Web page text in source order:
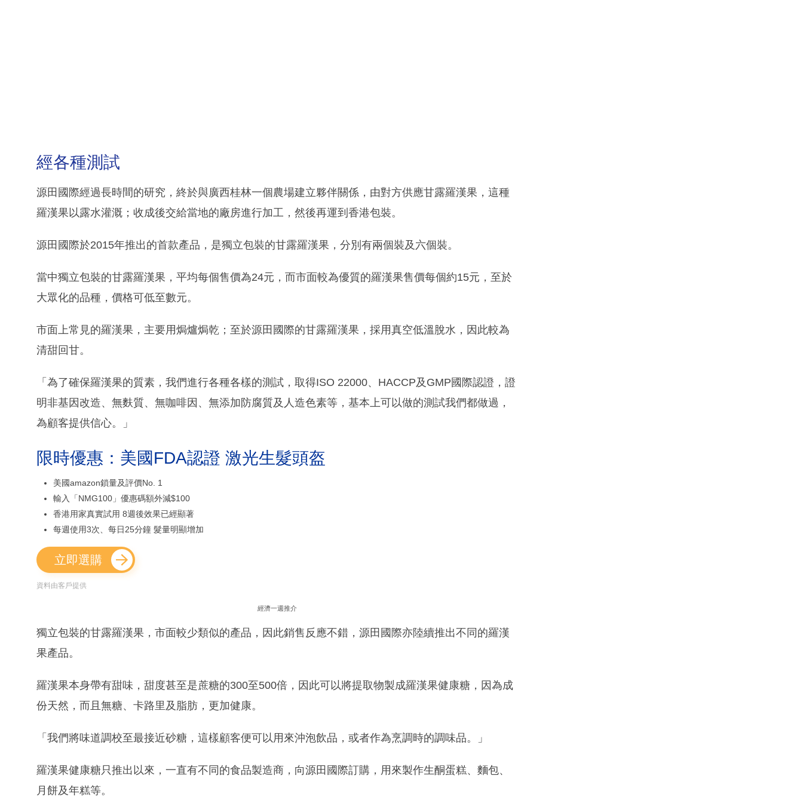
經各種測試
源田國際經過長時間的研究，終於與廣西桂林一個農場建立夥伴關係，由對方供應甘露羅漢果，這種
羅漢果以露水灌溉；收成後交給當地的廠房進行加工，然後再運到香港包裝。
源田國際於2015年推出的首款產品，是獨立包裝的甘露羅漢果，分別有兩個裝及六個裝。
當中獨立包裝的甘露羅漢果，平均每個售價為24元，而市面較為優質的羅漢果售價每個約15元，至於
大眾化的品種，價格可低至數元。
市面上常見的羅漢果，主要用焗爐焗乾；至於源田國際的甘露羅漢果，採用真空低溫脫水，因此較為
清甜回甘。
「為了確保羅漢果的質素，我們進行各種各樣的測試，取得ISO 22000、HACCP及GMP國際認證，證
明非基因改造、無麩質、無咖啡因、無添加防腐質及人造色素等，基本上可以做的測試我們都做過，
為顧客提供信心。」
限時優惠：美國FDA認證 激光生髮頭盔
美國amazon鎖量及評價No. 1
輸入「NMG100」優惠碼額外減$100
香港用家真實試用 8週後效果已經顯著
每週使用3次、每日25分鐘 髮量明顯增加
立即選購
資料由客戶提供
經濟一週推介
獨立包裝的甘露羅漢果，市面較少類似的產品，因此銷售反應不錯，源田國際亦陸續推出不同的羅漢
果產品。
羅漢果本身帶有甜味，甜度甚至是蔗糖的300至500倍，因此可以將提取物製成羅漢果健康糖，因為成
份天然，而且無糖、卡路里及脂肪，更加健康。
「我們將味道調校至最接近砂糖，這樣顧客便可以用來沖泡飲品，或者作為烹調時的調味品。」
羅漢果健康糖只推出以來，一直有不同的食品製造商，向源田國際訂購，用來製作生酮蛋糕、麵包、
月餅及年糕等。